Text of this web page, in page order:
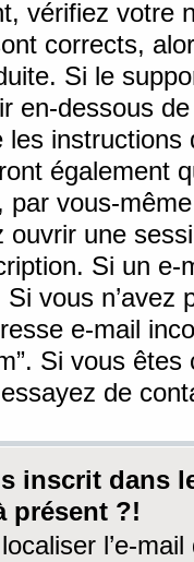
vérifiez votre
corrects,
Si le
en-dessous
les
également
par vous-
ouvrir une
Si un
vous n’avez
e-mail
Si vous
de
inscrit dans
présent ?!
l’e-